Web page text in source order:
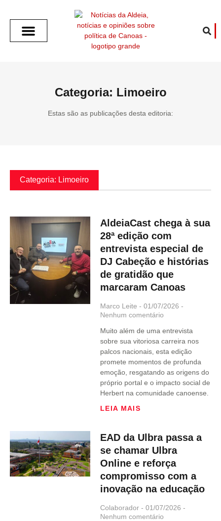
Categoria: Limoeiro
Estas são as publicações desta editoria:
Categoria: Limoeiro
AldeiaCast chega à sua
28ª edição com
entrevista especial de
DJ Cabeção e histórias
de gratidão que
marcaram Canoas
Marco Leite 01/07/2026
Nenhum comentário
Muito além de uma entrevista
sobre sua vitoriosa carreira nos
palcos nacionais, esta edição
promete momentos de profunda
emoção, resgatando as origens do
próprio portal e o impacto social de
Herbert na comunidade canoense.
LEIA MAIS
EAD da Ulbra passa a
se chamar Ulbra
Online e reforça
compromisso com a
inovação na educação
Colaborador 01/07/2026
Nenhum comentário